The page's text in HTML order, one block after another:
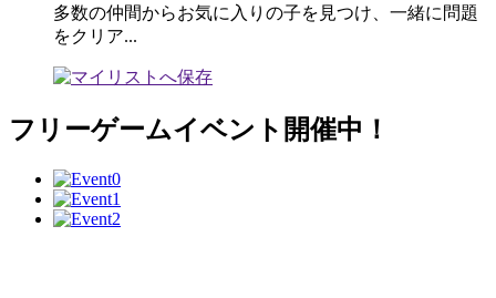
多数の仲間からお気に入りの子を見つけ、一緒に問題
をクリア...
フリーゲームイベント開催中！